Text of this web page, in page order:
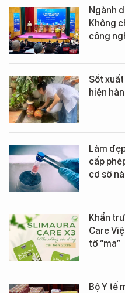
Ngành
Không
công
Sốt
hiện
Làm
cấp
cơ sở
Khẩn
Care
tờ “ma”
Bộ Y tế